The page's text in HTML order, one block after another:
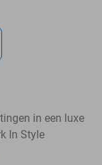
in een luxe
In Style